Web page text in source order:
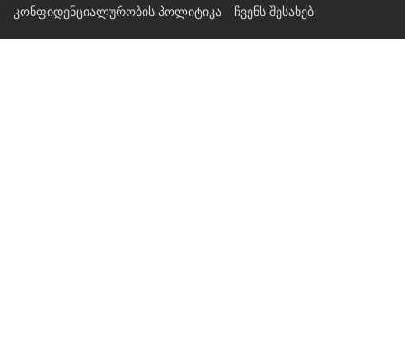
კონფიდენციალურობის პოლიტიკა
ჩვენს შესახებ